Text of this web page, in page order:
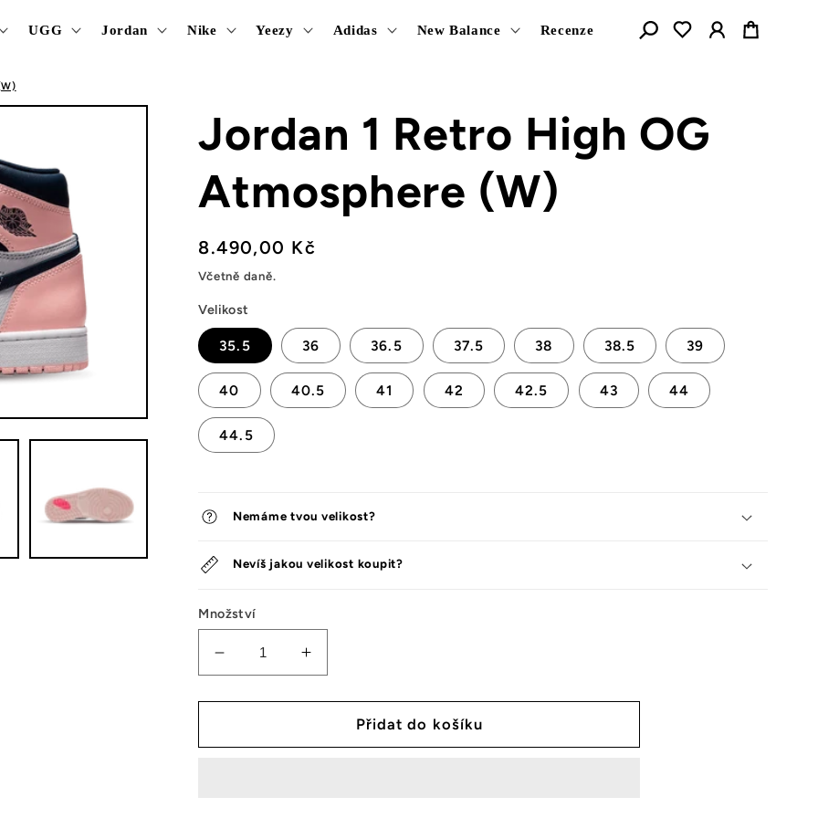
UGG Jordan Nike Yeezy Adidas New Balance Recenze Košík
Jordan 1 Retro High OG
Atmosphere (W)
Běžná
cena
8.490,00 Kč
Včetně daně.
Velikost
35.5 36 36.5 37.5 38 38.5 39
40 40.5 41 42 42.5 43 44
44.5
Nemáme tvou velikost?
Nevíš jakou velikost koupit?
Množství
Snížit
množství
tenisek
1
Zvýšit
množství
tenisek
Jordan
1
Přidat do košíku